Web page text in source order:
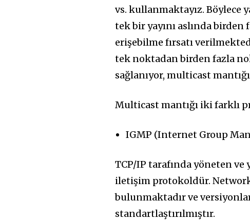
vs. kullanmaktayız. Böylece
tek bir yayını aslında
erişebilme fırsatı
tek noktadan birden fazla
sağlanıyor, multicast
Multicast mantığı iki farklı
IGMP (Internet Group
TCP/IP tarafında yöneten
iletişim protokoldür. Network
bulunmaktadır ve versiyonlar
standartlaştırılmıştır.